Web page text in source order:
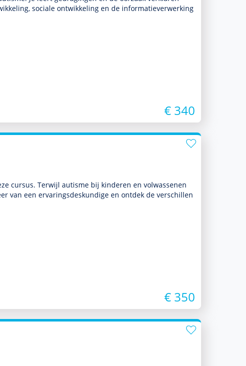
sociale ont­wikke­ling en de infor­matieverwerking
€ 340
cursus. Terwijl autisme bij kin­de­ren en vol­was­senen
van een ervarings­des­kun­dige en ontdek de ver­schil­len
€ 350